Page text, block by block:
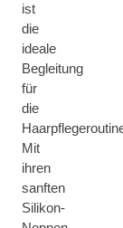
ist
die
ideale
Begleitung
für
die
Mit
ihren
sanften
Silikon-